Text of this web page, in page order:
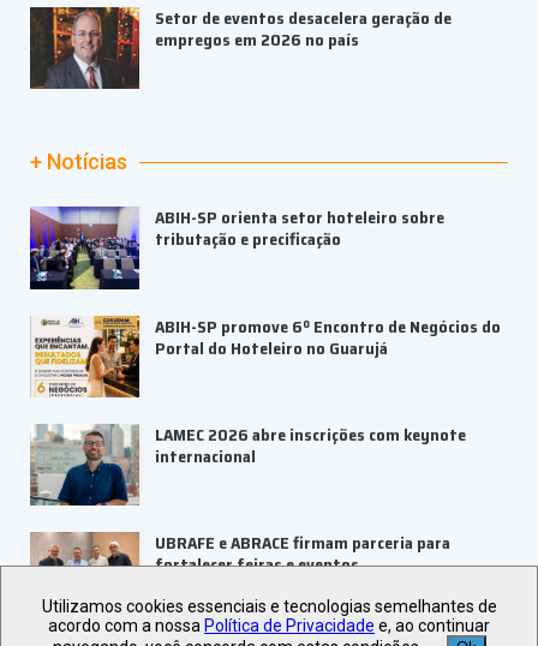
Setor de eventos desacelera geração de
empregos em 2026 no país
+ Notícias
ABIH-SP orienta setor hoteleiro sobre
tributação e precificação
ABIH-SP promove 6º Encontro de Negócios do
Portal do Hoteleiro no Guarujá
LAMEC 2026 abre inscrições com keynote
internacional
UBRAFE e ABRACE firmam parceria para
fortalecer feiras e eventos
Veja +Últimas Notícias
Utilizamos cookies essenciais e tecnologias semelhantes de
acordo com a nossa Política de Privacidade e, ao continuar